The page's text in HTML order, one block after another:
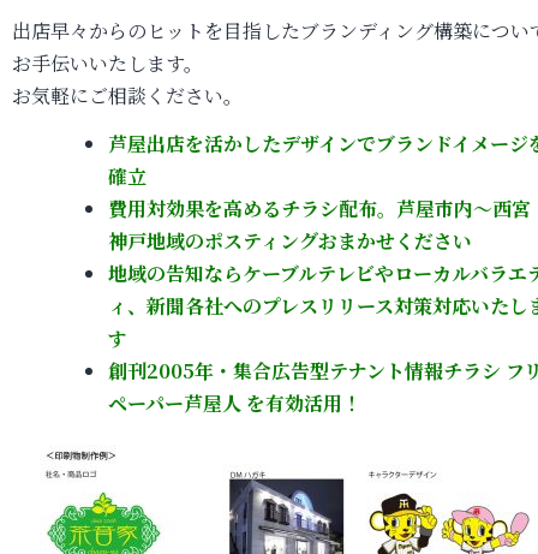
出店早々からのヒットを目指したブランディング構築につい
お手伝いいたします。
お気軽にご相談ください。
芦屋出店を活かしたデザインでブランドイメージ
確立
費用対効果を高めるチラシ配布。芦屋市内～西宮
神戸地域のポスティングおまかせください
地域の告知ならケーブルテレビやローカルバラエ
ィ、新聞各社へのプレスリリース対策対応いたし
す
創刊2005年・集合広告型テナント情報チラシ フ
ペーパー芦屋人 を有効活用！